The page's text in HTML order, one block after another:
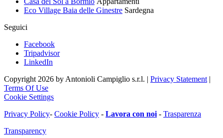
Eco Village Baia delle Ginestre Sardegna
Seguici
Facebook
Tripadvisor
LinkedIn
Copyright 2026 by Antonioli Campiglio s.r.l. | Privacy Statement |
Terms Of Use
Cookie Settings
Privacy Policy- Cookie Policy - Lavora con noi - Trasparenza
Transparency